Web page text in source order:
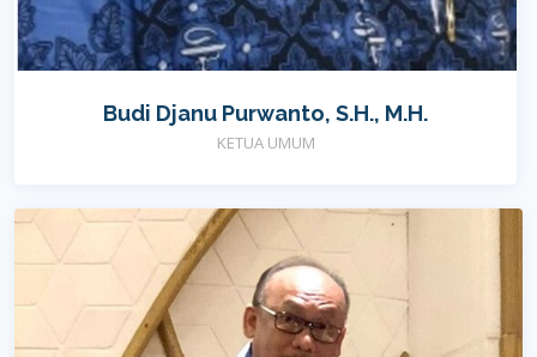
Budi Djanu Purwanto, S.H., M.H.
KETUA UMUM